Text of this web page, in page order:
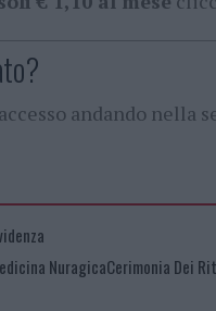
andando nella
NuragicaCerimonia Dei